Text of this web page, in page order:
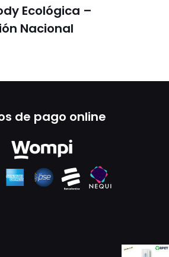
Ecológica –
Nacional
de pago online